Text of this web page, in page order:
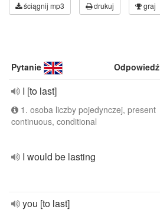
ściągnij mp3 drukuj graj
Pytanie Odpowiedź
I [to last]
1. osoba liczby pojedynczej, present
continuous, conditional
I would be lasting
you [to last]